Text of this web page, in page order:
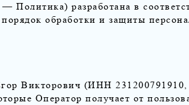
Политика) разработана в
обработки и защиты
Викторович (ИНН
Оператор получает от